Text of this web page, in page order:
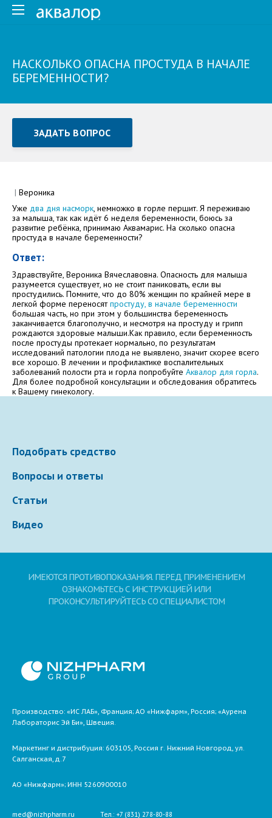
НАСКОЛЬКО ОПАСНА ПРОСТУДА В НАЧАЛЕ
БЕРЕМЕННОСТИ?
ЗАДАТЬ ВОПРОС
Как Вас зовут
Электронная почта
Ваше сообщение
Отправляя вопрос, я принимаю
| Вероника
Уже два дня насморк, немножко в горле першит. Я переживаю
за малыша, так как идёт 6 неделя беременности, боюсь за
развитие ребёнка, принимаю Аквамарис. На сколько опасна
простуда в начале беременности?
Ответ:
Здравствуйте, Вероника Вячеславовна. Опасность для малыша
разумеется существует, но не стоит паниковать, если вы
простудились. Помните, что до 80% женщин по крайней мере в
легкой форме переносятпростуду, в начале беременности
большая часть, но при этом у большинства беременность
заканчивается благополучно, и несмотря на простуду и грипп
рождаются здоровые малыши.Как правило, если беременность
после простуды протекает нормально, по результатам
исследований патологии плода не выявлено, значит скорее всего
все хорошо. В лечении и профилактике воспалительных
заболеваний полости рта и горла попробуйте Аквалор для горла.
Для более подробной консультации и обследования обратитесь
к Вашему гинекологу.
Подобрать средство
Вопросы и ответы
Статьи
Видео
ИМЕЮТСЯ ПРОТИВОПОКАЗАНИЯ. ПЕРЕД ПРИМЕНЕНИЕМ
ОЗНАКОМЬТЕСЬ С ИНСТРУКЦИЕЙ ИЛИ
ПРОКОНСУЛЬТИРУЙТЕСЬ СО СПЕЦИАЛИСТОМ
Производство: «ИС ЛАБ», Франция; АО «Нижфарм», Россия; «Аурена
Лабораторис Эй Би», Швеция.
Маркетинг и дистрибуция: 603105, Россия г. Нижний Новгород, ул.
Салганская, д.7
АО «Нижфарм»; ИНН 5260900010
med@nizhpharm.ru Тел.: +7 (831) 278-80-88